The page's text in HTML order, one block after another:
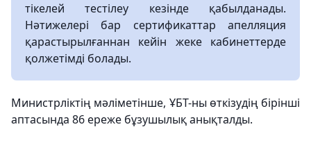
тікелей тестілеу кезінде қабылданады.
Нәтижелері бар сертификаттар апелляция
қарастырылғаннан кейін жеке кабинеттерде
қолжетімді болады.
Министрліктің мәліметінше, ҰБТ-ны өткізудің бірінші
аптасында 86 ереже бұзушылық анықталды.